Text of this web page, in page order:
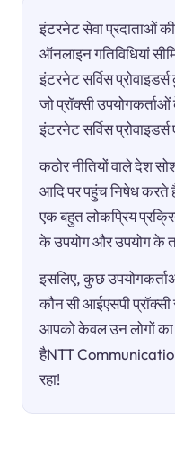
इंटरनेट सेवा प्रदाताओं की
ऑनलाइन गतिविधियां
इंटरनेट सर्विस
जो प्रॉक्सी
इंटरनेट सर्विस
कठोर नीतियों वाले देश
आदि पर पहुंच निषेध करते
एक बहुत लोकप्रिय
के उपयोग और उपयोग के
इसलिए, कुछ
कौन सी आईएसपी प्रॉक्सी
आपको केवल उन लोगों का
हैNTT
रहा!